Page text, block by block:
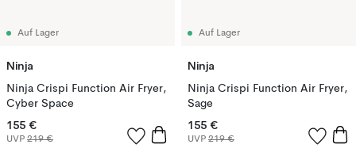
Auf Lager
Ninja
Ninja Crispi Function Air Fryer,
Cyber Space
155 €
UVP 219 €
Auf Lager
Ninja
Ninja Crispi Function Air Fryer,
Sage
155 €
UVP 219 €